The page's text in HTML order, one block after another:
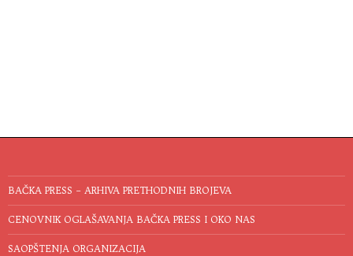
BAČKA PRESS – ARHIVA PRETHODNIH BROJEVA
CENOVNIK OGLAŠAVANJA BAČKA PRESS I OKO NAS
SAOPŠTENJA ORGANIZACIJA